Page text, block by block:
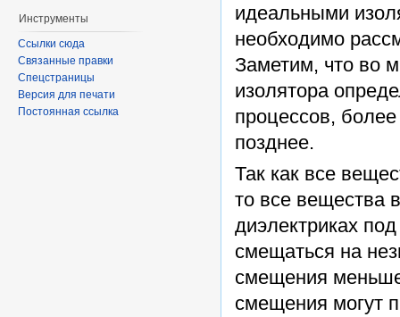
идеальными
необходимо
Заметим, что во
изолятора
процессов,
позднее.
Так как все
то все вещества
диэлектриках
смещаться на
смещения
смещения могут
Инструменты
Ссылки сюда
Связанные правки
Спецстраницы
Версия для печати
Постоянная ссылка